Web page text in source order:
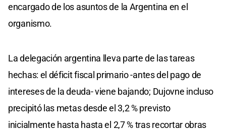
encargado de los asuntos de la Argentina en el
organismo.
La delegación argentina lleva parte de las tareas
hechas: el déficit fiscal primario -antes del pago de
intereses de la deuda- viene bajando; Dujovne incluso
precipitó las metas desde el 3,2 % previsto
inicialmente hasta hasta el 2,7 % tras recortar obras